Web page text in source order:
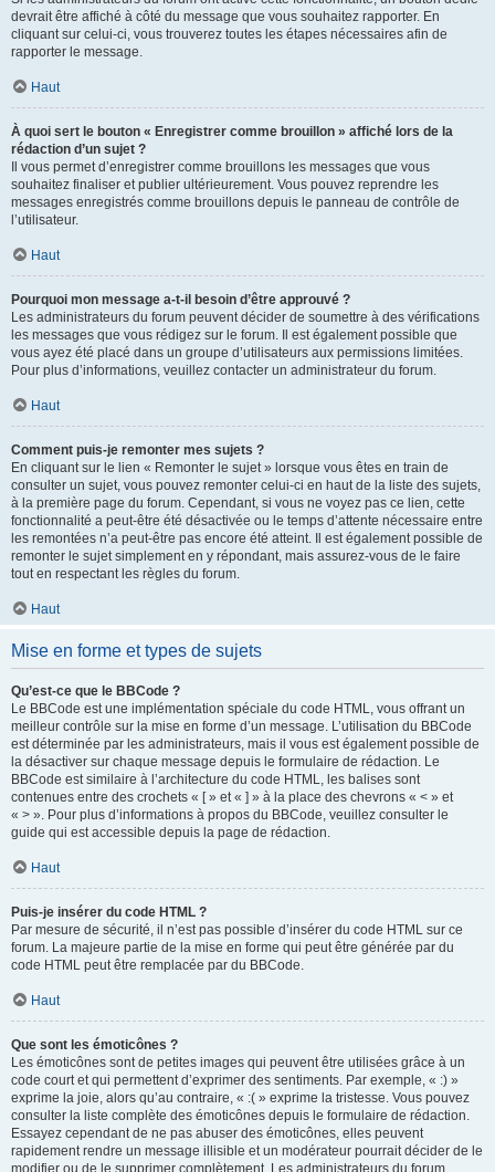
devrait être affiché à côté du message que vous souhaitez rapporter. En
cliquant sur celui-ci, vous trouverez toutes les étapes nécessaires afin de
rapporter le message.
Haut
À quoi sert le bouton « Enregistrer comme brouillon » affiché lors de la
rédaction d’un sujet ?
Il vous permet d’enregistrer comme brouillons les messages que vous
souhaitez finaliser et publier ultérieurement. Vous pouvez reprendre les
messages enregistrés comme brouillons depuis le panneau de contrôle de
l’utilisateur.
Haut
Pourquoi mon message a-t-il besoin d’être approuvé ?
Les administrateurs du forum peuvent décider de soumettre à des vérifications
les messages que vous rédigez sur le forum. Il est également possible que
vous ayez été placé dans un groupe d’utilisateurs aux permissions limitées.
Pour plus d’informations, veuillez contacter un administrateur du forum.
Haut
Comment puis-je remonter mes sujets ?
En cliquant sur le lien « Remonter le sujet » lorsque vous êtes en train de
consulter un sujet, vous pouvez remonter celui-ci en haut de la liste des sujets,
à la première page du forum. Cependant, si vous ne voyez pas ce lien, cette
fonctionnalité a peut-être été désactivée ou le temps d’attente nécessaire entre
les remontées n’a peut-être pas encore été atteint. Il est également possible de
remonter le sujet simplement en y répondant, mais assurez-vous de le faire
tout en respectant les règles du forum.
Haut
Mise en forme et types de sujets
Qu’est-ce que le BBCode ?
Le BBCode est une implémentation spéciale du code HTML, vous offrant un
meilleur contrôle sur la mise en forme d’un message. L’utilisation du BBCode
est déterminée par les administrateurs, mais il vous est également possible de
la désactiver sur chaque message depuis le formulaire de rédaction. Le
BBCode est similaire à l’architecture du code HTML, les balises sont
contenues entre des crochets « [ » et « ] » à la place des chevrons « < » et
« > ». Pour plus d’informations à propos du BBCode, veuillez consulter le
guide qui est accessible depuis la page de rédaction.
Haut
Puis-je insérer du code HTML ?
Par mesure de sécurité, il n’est pas possible d’insérer du code HTML sur ce
forum. La majeure partie de la mise en forme qui peut être générée par du
code HTML peut être remplacée par du BBCode.
Haut
Que sont les émoticônes ?
Les émoticônes sont de petites images qui peuvent être utilisées grâce à un
code court et qui permettent d’exprimer des sentiments. Par exemple, « :) »
exprime la joie, alors qu’au contraire, « :( » exprime la tristesse. Vous pouvez
consulter la liste complète des émoticônes depuis le formulaire de rédaction.
Essayez cependant de ne pas abuser des émoticônes, elles peuvent
rapidement rendre un message illisible et un modérateur pourrait décider de le
modifier ou de le supprimer complètement. Les administrateurs du forum